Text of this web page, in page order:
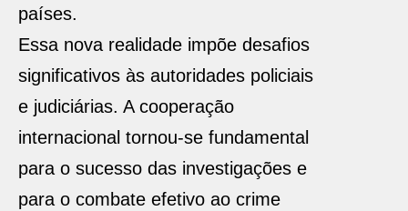
países.
Essa nova realidade impõe desafios
significativos às autoridades policiais
e judiciárias. A cooperação
internacional tornou-se fundamental
para o sucesso das investigações e
para o combate efetivo ao crime